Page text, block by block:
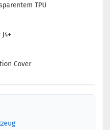
TPU
Cover